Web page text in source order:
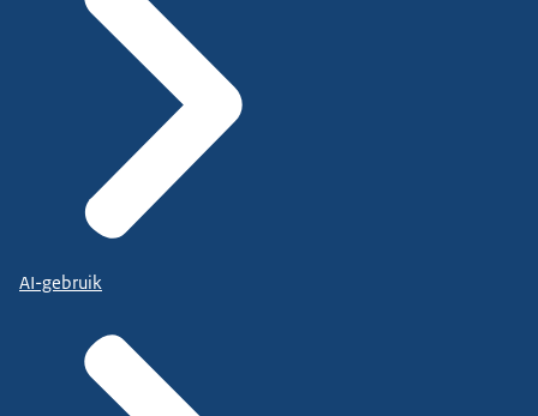
AI-gebruik